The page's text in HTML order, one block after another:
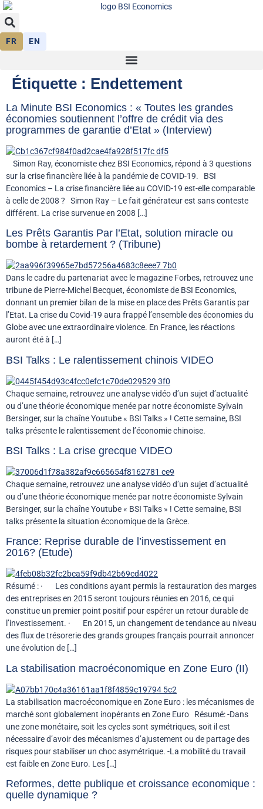
FR EN
Étiquette : Endettement
La Minute BSI Economics : « Toutes les grandes
économies soutiennent l’offre de crédit via des
programmes de garantie d’Etat » (Interview)
Simon Ray, économiste chez BSI Economics, répond à 3 questions
sur la crise financière liée à la pandémie de COVID-19. BSI
Economics – La crise financière liée au COVID-19 est-elle comparable
à celle de 2008 ? Simon Ray – Le fait générateur est sans conteste
différent. La crise survenue en 2008 […]
Les Prêts Garantis Par l’Etat, solution miracle ou
bombe à retardement ? (Tribune)
Dans le cadre du partenariat avec le magazine Forbes, retrouvez une
tribune de Pierre-Michel Becquet, économiste de BSI Economics,
donnant un premier bilan de la mise en place des Prêts Garantis par
l’Etat. La crise du Covid-19 aura frappé l’ensemble des économies du
Globe avec une extraordinaire violence. En France, les réactions
auront été à […]
BSI Talks : Le ralentissement chinois VIDEO
Chaque semaine, retrouvez une analyse vidéo d’un sujet d’actualité
ou d’une théorie économique menée par notre économiste Sylvain
Bersinger, sur la chaîne Youtube « BSI Talks » ! Cette semaine, BSI
talks présente le ralentissement de l’économie chinoise.
BSI Talks : La crise grecque VIDEO
Chaque semaine, retrouvez une analyse vidéo d’un sujet d’actualité
ou d’une théorie économique menée par notre économiste Sylvain
Bersinger, sur la chaîne Youtube « BSI Talks » ! Cette semaine, BSI
talks présente la situation économique de la Grèce.
France: Reprise durable de l’investissement en
2016? (Etude)
Résumé : · Les conditions ayant permis la restauration des marges
des entreprises en 2015 seront toujours réunies en 2016, ce qui
constitue un premier point positif pour espérer un retour durable de
l’investissement. · En 2015, un changement de tendance au niveau
des flux de trésorerie des grands groupes français pourrait annoncer
une évolution de […]
La stabilisation macroéconomique en Zone Euro (II)
La stabilisation macroéconomique en Zone Euro : les mécanismes de
marché sont globalement inopérants en Zone Euro Résumé: -Dans
une zone monétaire, soit les cycles sont symétriques, soit il est
nécessaire d’avoir des mécanismes d’ajustement ou de partage des
risques pour stabiliser un choc asymétrique. -La mobilité du travail
est faible en Zone Euro. Les […]
Reformes, dette publique et croissance economique :
quelle dynamique ?